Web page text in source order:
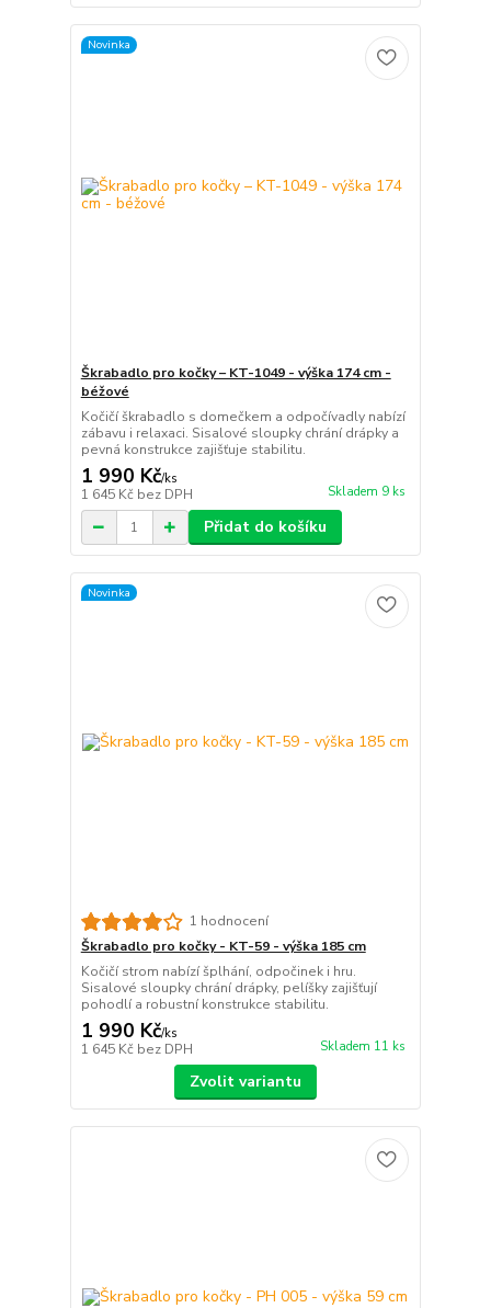
Novinka
Škrabadlo pro kočky – KT-1049 - výška 174 cm -
béžové
Kočičí škrabadlo s domečkem a odpočívadly nabízí
zábavu i relaxaci. Sisalové sloupky chrání drápky a
pevná konstrukce zajišťuje stabilitu.
1 990 Kč/ks
1 645 Kč bez DPH Skladem 9 ks
Přidat do košíku
Novinka
1 hodnocení
Škrabadlo pro kočky - KT-59 - výška 185 cm
Kočičí strom nabízí šplhání, odpočinek i hru.
Sisalové sloupky chrání drápky, pelíšky zajišťují
pohodlí a robustní konstrukce stabilitu.
1 990 Kč/ks
1 645 Kč bez DPH Skladem 11 ks
Zvolit variantu